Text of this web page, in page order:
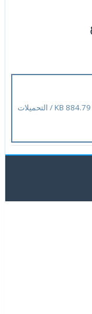
(الحجم : 884.79 KB / التحميلات